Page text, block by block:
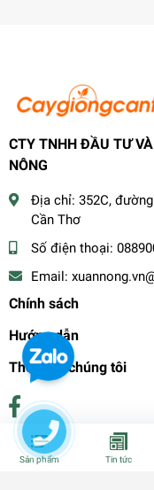
CTY TNHH ĐẦU TƯ
NÔNG
Địa chỉ: 352C,
Cần Thơ
Số điện thoại:
Email:
Chính sách
Hướng dẫn
Theo dõi chúng tôi
Phương thức thanh toán
Sản phẩm Tin tức